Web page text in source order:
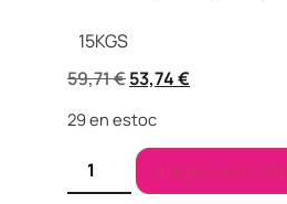
15KGS
59,71€53,74€
29 en estoc
Afegeix a la